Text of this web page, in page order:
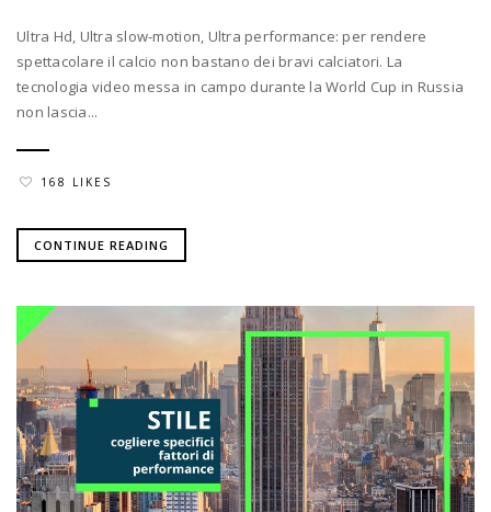
Ultra Hd, Ultra slow-motion, Ultra performance: per rendere
spettacolare il calcio non bastano dei bravi calciatori. La
tecnologia video messa in campo durante la World Cup in Russia
non lascia...
168 LIKES
CONTINUE READING